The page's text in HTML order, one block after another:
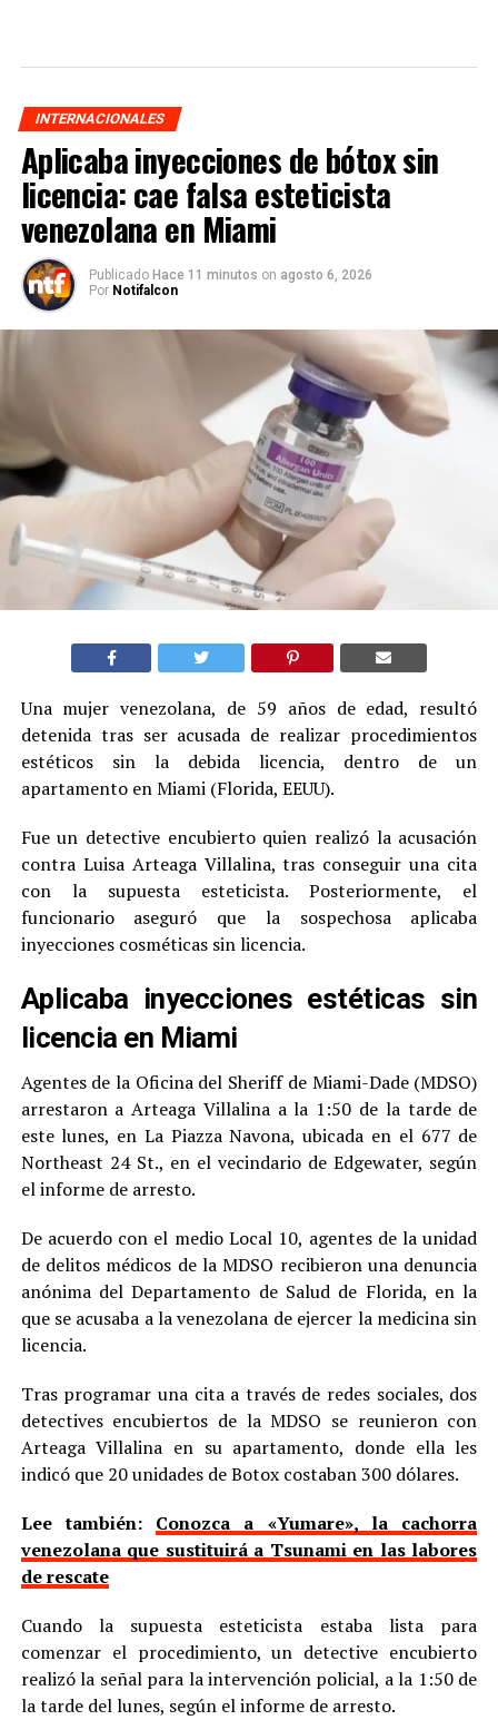
INTERNACIONALES
Aplicaba inyecciones de bótox sin
licencia: cae falsa esteticista
venezolana en Miami
Publicado Hace 11 minutos on agosto 6, 2026
Por Notifalcon
Una mujer venezolana, de 59 años de edad, resultó
detenida tras ser acusada de realizar procedimientos
estéticos sin la debida licencia, dentro de un
apartamento en Miami (Florida, EEUU).
Fue un detective encubierto quien realizó la acusación
contra Luisa Arteaga Villalina, tras conseguir una cita
con la supuesta esteticista. Posteriormente, el
funcionario aseguró que la sospechosa aplicaba
inyecciones cosméticas sin licencia.
Aplicaba inyecciones estéticas sin
licencia en Miami
Agentes de la Oficina del Sheriff de Miami-Dade (MDSO)
arrestaron a Arteaga Villalina a la 1:50 de la tarde de
este lunes, en La Piazza Navona, ubicada en el 677 de
Northeast 24 St., en el vecindario de Edgewater, según
el informe de arresto.
De acuerdo con el medio Local 10, agentes de la unidad
de delitos médicos de la MDSO recibieron una denuncia
anónima del Departamento de Salud de Florida, en la
que se acusaba a la venezolana de ejercer la medicina sin
licencia.
Tras programar una cita a través de redes sociales, dos
detectives encubiertos de la MDSO se reunieron con
Arteaga Villalina en su apartamento, donde ella les
indicó que 20 unidades de Botox costaban 300 dólares.
Lee también: Conozca a «Yumare», la cachorra
venezolana que sustituirá a Tsunami en las labores
de rescate
Cuando la supuesta esteticista estaba lista para
comenzar el procedimiento, un detective encubierto
realizó la señal para la intervención policial, a la 1:50 de
la tarde del lunes, según el informe de arresto.